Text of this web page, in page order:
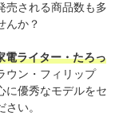
売される商品数も多
んか？
電ライター・たろっ
ウン・フィリップ
に優秀なモデルをセ
い。